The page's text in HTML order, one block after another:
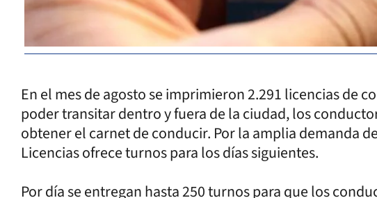
En el mes de agosto se imprimieron 2.291 licencias de
poder transitar dentro y fuera de la ciudad, los
obtener el carnet de conducir. Por la amplia demanda
Licencias ofrece turnos para los días siguientes.
Por día se entregan hasta 250 turnos para que los